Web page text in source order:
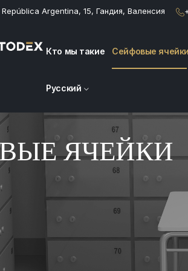
República Argentina, 15, Гандия, Валенсия
Кто мы такие Сейфовые ячейки
Русский
ЯЧЕЙКИ